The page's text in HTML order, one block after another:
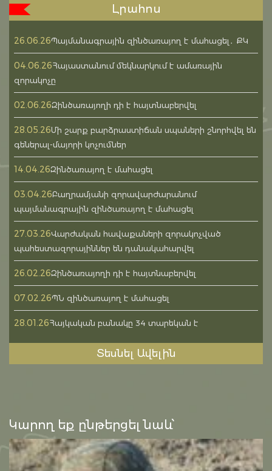
Լրահոս
26.06.26Պայմանագրային զինծառայող է մահացել․ ՔԿ
04.06.26Հայաստանում մեկնարկում է ամառային
զորակոչը
02.06.26Զինծառայողի դի է հայտնաբերվել
28.05.26Մի շարք բարձրաստիճան սպաների շնորհվել են
գեներալ-մայորի կոչումներ
14.04.26Զինծառայող է մահացել
03.04.26Բաղրամյանի զորավարժարանում
պայմանագրային զինծառայող է մահացել
27.03.26Վարժական հավաքաների զորակոչված
պահեստազորայիններ են դանակահարվել
26.02.26Զինծառայողի դի է հայտնաբերվել
07.02.26ՊՆ զինծառայող է մահացել
28.01.26Հայկական բանակը 34 տարեկան է
Տեսնել Ավելին
Կարող եք ընթերցել նաև՝